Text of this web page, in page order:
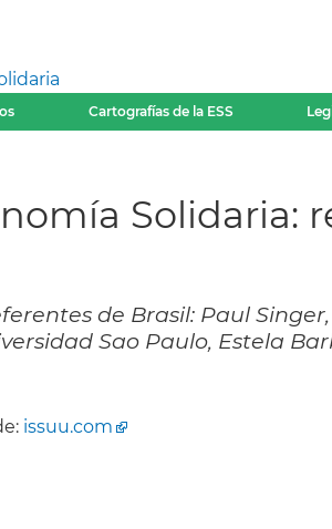
Cartografías de la ESS
Solidaria:
de Brasil: Paul Singer,
Sao Paulo, Estela
issuu.com